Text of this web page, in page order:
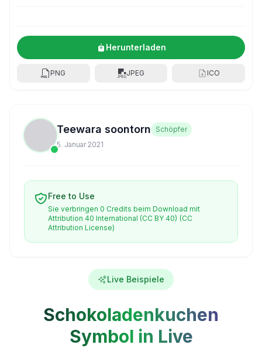
Herunterladen
PNG JPEG ICO
Teewara soontorn
Schöpfer
5. Januar 2021
Free to Use
Sie verbringen 0 Credits beim Download mit
Attribution 40 International (CC BY 40) (CC
Attribution License)
Live Beispiele
Schokoladenkuchen
Symbol in Live